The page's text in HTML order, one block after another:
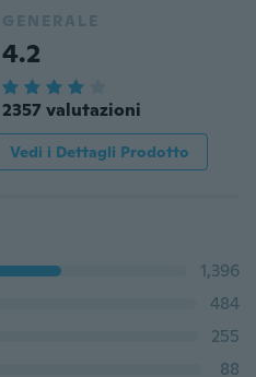
GENERALE
4.2
2357 valutazioni
Vedi i Dettagli Prodotto
1,396
484
255
88